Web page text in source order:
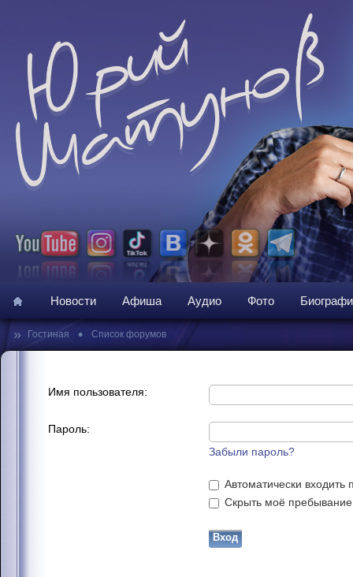
Новости Афиша Аудио Фото
» Гостиная • Список форумов
Имя пользователя:
Пароль:
Забыли пароль?
Автоматически
Скрыть моё пребывание